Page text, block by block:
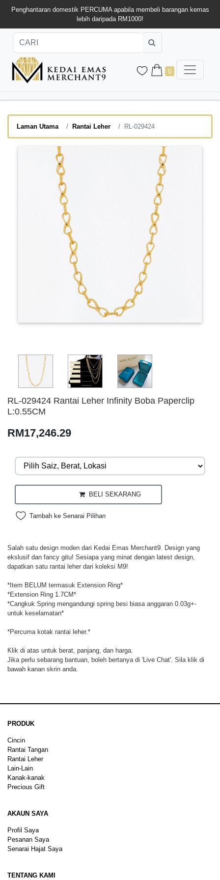
Penghantaran domestik PERCUMA apabila membeli barangan kemas
lebih daripada RM1000!
0
Laman Utama Rantai Leher RL-029424
RL-029424 Rantai Leher Infinity Boba Paperclip
L:0.55CM
RM17,246.29
BELI SEKARANG
Tambah ke Senarai Pilihan
Salah satu design moden dari Kedai Emas Merchant9. Design yang
ekslusif dan fancy gitu! Sesiapa yang minat dengan latest design,
dapatkan satu rantai leher dari koleksi M9!
*Item BELUM termasuk Extension Ring*
*Extension Ring 1.7CM*
*Cangkuk Spring mengandungi spring besi biasa anggaran 0.03g+-
untuk keselamatan*
*Percuma kotak rantai leher.*
Klik di atas untuk berat, panjang, dan harga.
Jika perlu sebarang bantuan, boleh bertanya di 'Live Chat'. Sila klik di
bawah kanan skrin anda.
PRODUK
Cincin
Rantai Tangan
Rantai Leher
Lain-Lain
Kanak-kanak
Precious Gift
AKAUN SAYA
Profil Saya
Pesanan Saya
Senarai Hajat Saya
TENTANG KAMI